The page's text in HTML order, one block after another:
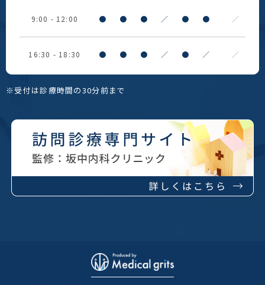
9:00 - 12:00 ● ● ● ／ ● ● ／
16:30 - 18:30 ● ● ● ／ ● ／ ／
※受付は診療時間の30分前まで